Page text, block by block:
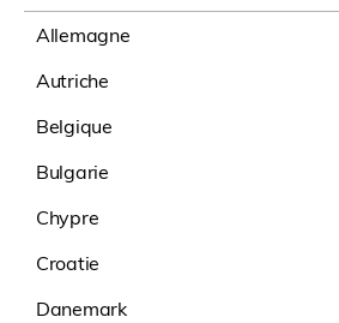
Allemagne
Autriche
Belgique
Bulgarie
Chypre
Croatie
Danemark